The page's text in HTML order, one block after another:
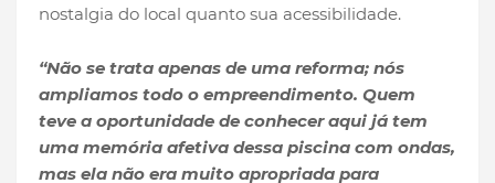
nostalgia do local quanto sua acessibilidade.
“Não se trata apenas de uma reforma; nós
ampliamos todo o empreendimento. Quem
teve a oportunidade de conhecer aqui já tem
uma memória afetiva dessa piscina com ondas,
mas ela não era muito apropriada para